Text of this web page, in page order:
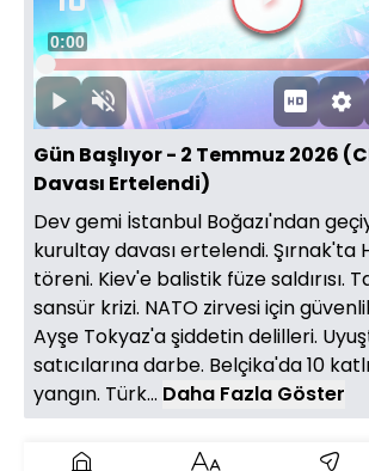
Oynat
OynatSesi
Aç
Süre
0:00
Yüklendi:
0.13%
Gün Başlıyor - 2 Temmuz 2026
Davası Ertelendi)
Dev gemi İstanbul Boğazı'ndan
kurultay davası ertelendi. Şırnak'ta
töreni. Kiev'e balistik füze saldırısı.
sansür krizi. NATO zirvesi için
Ayşe Tokyaz'a şiddetin delilleri.
satıcılarına darbe. Belçika'da 10
yangın. Türk... Daha Fazla Göster